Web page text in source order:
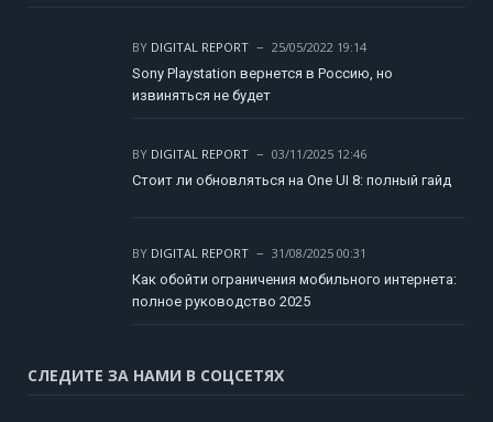
BY DIGITAL REPORT
25/05/2022 19:14
Sony Playstation вернется в Россию, но
извиняться не будет
BY DIGITAL REPORT
03/11/2025 12:46
Стоит ли обновляться на One UI 8: полный гайд
BY DIGITAL REPORT
31/08/2025 00:31
Как обойти ограничения мобильного интернета:
полное руководство 2025
СЛЕДИТЕ ЗА НАМИ В СОЦСЕТЯХ